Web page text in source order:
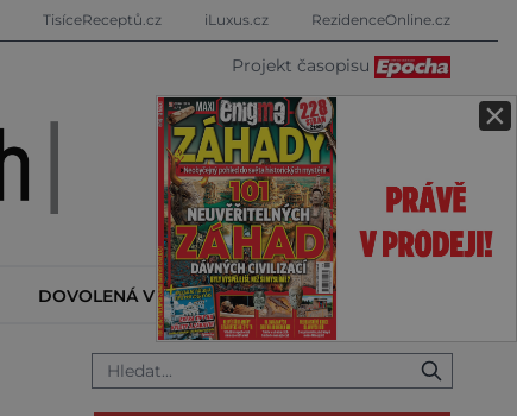
×
TisíceReceptů.cz iLuxus.cz RezidenceOnline.cz
Projekt časopisu
DOVOLENÁ V ZAHRANIČÍ KALENDÁŘ AKCÍ